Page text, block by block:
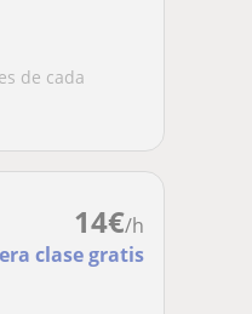
de cada
14€/h
clase gratis